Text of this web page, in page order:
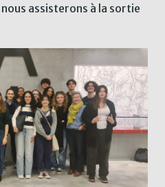
assisterons à la sortie